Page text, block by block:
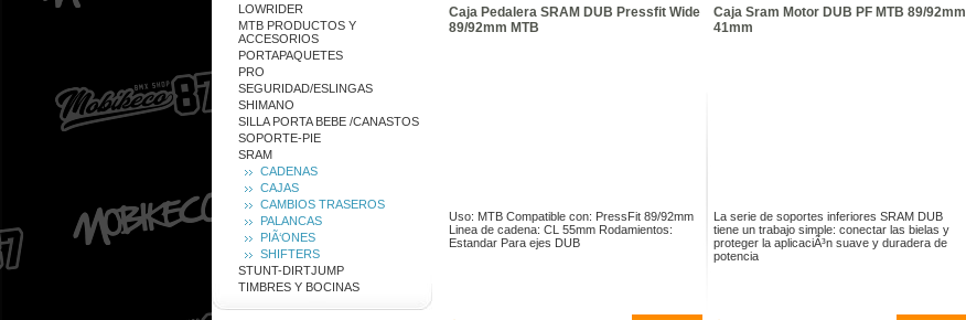
LOWRIDER
MTB PRODUCTOS Y
ACCESORIOS
PORTAPAQUETES
PRO
SEGURIDAD/ESLINGAS
SHIMANO
SILLA PORTA BEBE /CANASTOS
SOPORTE-PIE
SRAM
CADENAS
CAJAS
CAMBIOS TRASEROS
PALANCAS
PIÃ‘ONES
SHIFTERS
STUNT-DIRTJUMP
TIMBRES Y BOCINAS
Caja Pedalera SRAM DUB Pressfit Wide
89/92mm MTB
Uso: MTB Compatible con: PressFit 89/92mm
Linea de cadena: CL 55mm Rodamientos:
Estandar Para ejes DUB
Caja Sram Motor DUB PF MTB 89/92mm
41mm
La serie de soportes inferiores SRAM DUB
tiene un trabajo simple: conectar las bielas y
proteger la aplicaciÃ³n suave y duradera de
potencia